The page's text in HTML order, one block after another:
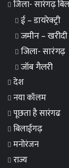
जिला- सारंगढ़
ई – डायरेक्ट्री
जमीन – खरीदी
जिला- सारंगढ़
जॉब गैलरी
देश
नया कॉलम
पूछता है सारंगढ
बिलाईगढ़
मनोरंजन
राज्य